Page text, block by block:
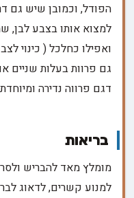
הפודל, וכמובן שיש גם
למצוא אותו בצבע לבן,
ואפילו כחלכל ( כינוי
גם פרוות בעלות שניים
דגם פרווה נדירה
בריאות
מומלץ מאד להבריש
למנוע קשרים, לדאוג